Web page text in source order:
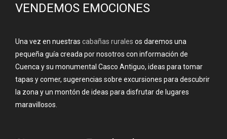
VENDEMOS EMOCIONES
Una vez en nuestras cabañas rurales os daremos una
pequeña guía creada por nosotros con información de
Cuenca y su monumental Casco Antiguo, ideas para tomar
tapas y comer, sugerencias sobre excursiones para descubrir
la zona y un montón de ideas para disfrutar de lugares
maravillosos.